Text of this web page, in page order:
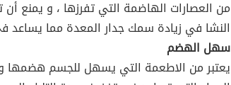
من العصارات الهاضمة التي تفرزها ، و يمنع
النشا في زيادة سمك جدار المعدة مما يساعد
سهل الهضم
يعتبر من الاطعمة التي يسهل للجسم هضمها و